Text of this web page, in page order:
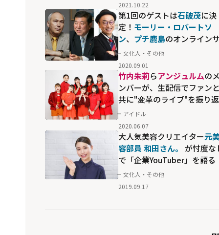
2021.10.22
第1回のゲストは石破茂に決
定！ モーリー・ロバートソ
ン、 プチ鹿島のオンライン
ロン
文化人・その他
2020.09.01
竹内朱莉らアンジュルムの
ンバーが、生配信でファン
共に"変革のライブ"を振り返
り！
アイドル
2020.06.07
大人気美容クリエイター元
容部員 和田さん。 が忖度な
で「企業YouTuber」を語る
文化人・その他
2019.09.17